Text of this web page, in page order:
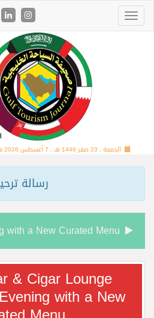
الجمعة , 23 صفر 1448 هـ , 7 أغسطس 2026 م |
رسالة
رجل الاعمال سعيد ال بخيت
& Cigar Lounge
with a New